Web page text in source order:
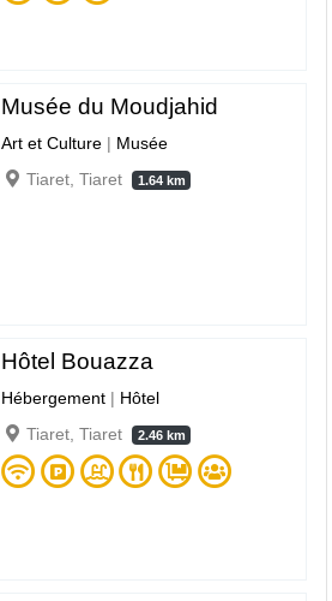
Musée du Moudjahid
Art et Culture | Musée
Tiaret, Tiaret
1.64 km
Hôtel Bouazza
Hébergement | Hôtel
Tiaret, Tiaret
2.46 km